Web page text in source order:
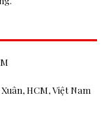
HCM, Việt Nam